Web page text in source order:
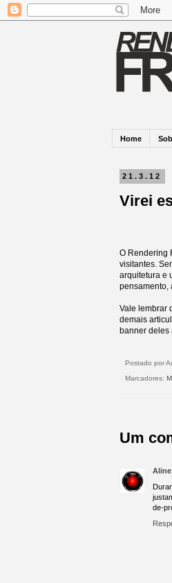
Home
21.3.12
Virei
O Rendering
visitantes.
arquitetura e
pensamento,
Vale lembrar
demais
banner deles
Postado por
Marcadores:
Um
de-